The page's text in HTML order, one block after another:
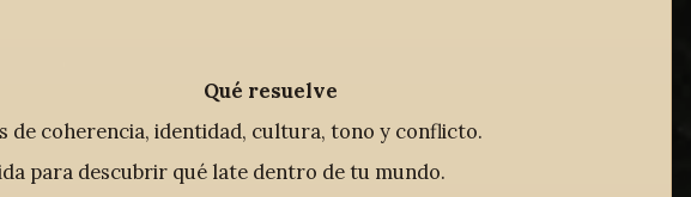
Qué resuelve
de coherencia, identidad, cultura, tono y conflicto.
para descubrir qué late dentro de tu mundo.